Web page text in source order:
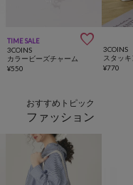
TIME SALE 
3COINS
カラービーズチャーム
¥550
3COINS
¥770
おすすめトピック
ファッション